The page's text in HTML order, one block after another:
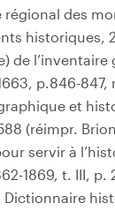
régional des
historiques,
l’inventaire
p.846-847,
et
(réimpr.
servir à
1869, t. III, p.